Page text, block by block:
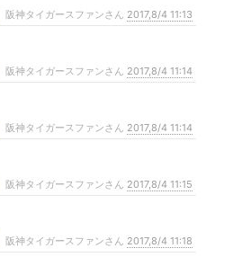
阪神タイガースファンさん 2017,8/4 11:13
阪神タイガースファンさん 2017,8/4 11:14
阪神タイガースファンさん 2017,8/4 11:14
阪神タイガースファンさん 2017,8/4 11:15
阪神タイガースファンさん 2017,8/4 11:18